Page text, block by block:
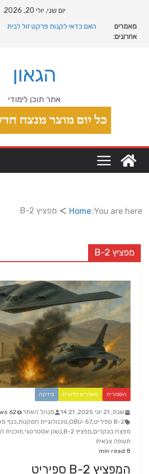
content
יום שני, יולי 20, 2026
מאמרים
אחרונים:
מה רוצה דונאלד טראמפ מגרינלנד:
המדריך המלא להתקנת פרקט פי וי
הגאון
אתר תוכן לימודי
You are here:
Home מפציץ B-2
מפציץ B-2
הסטוריה מאמרים חדשים פיזיקה
שבת, 21 יוני 2025, 14:21 מנהל האתר
62 Views
B-2 ספיריט
,
GBU-57
,טכנולוגיית חמקנות,כנף
מפצח בונקרים,מפציץ B-2 ,נשק אסטרטגי,תוכנית
תעופה צבאית
8 min read
המפציץ B-2 ספיריט